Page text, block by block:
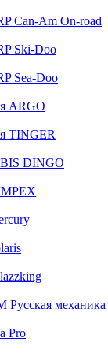
Can-Am On-road
Ski-Doo
Sea-Doo
ARGO
TINGER
DINGO
Русская механика
Pro